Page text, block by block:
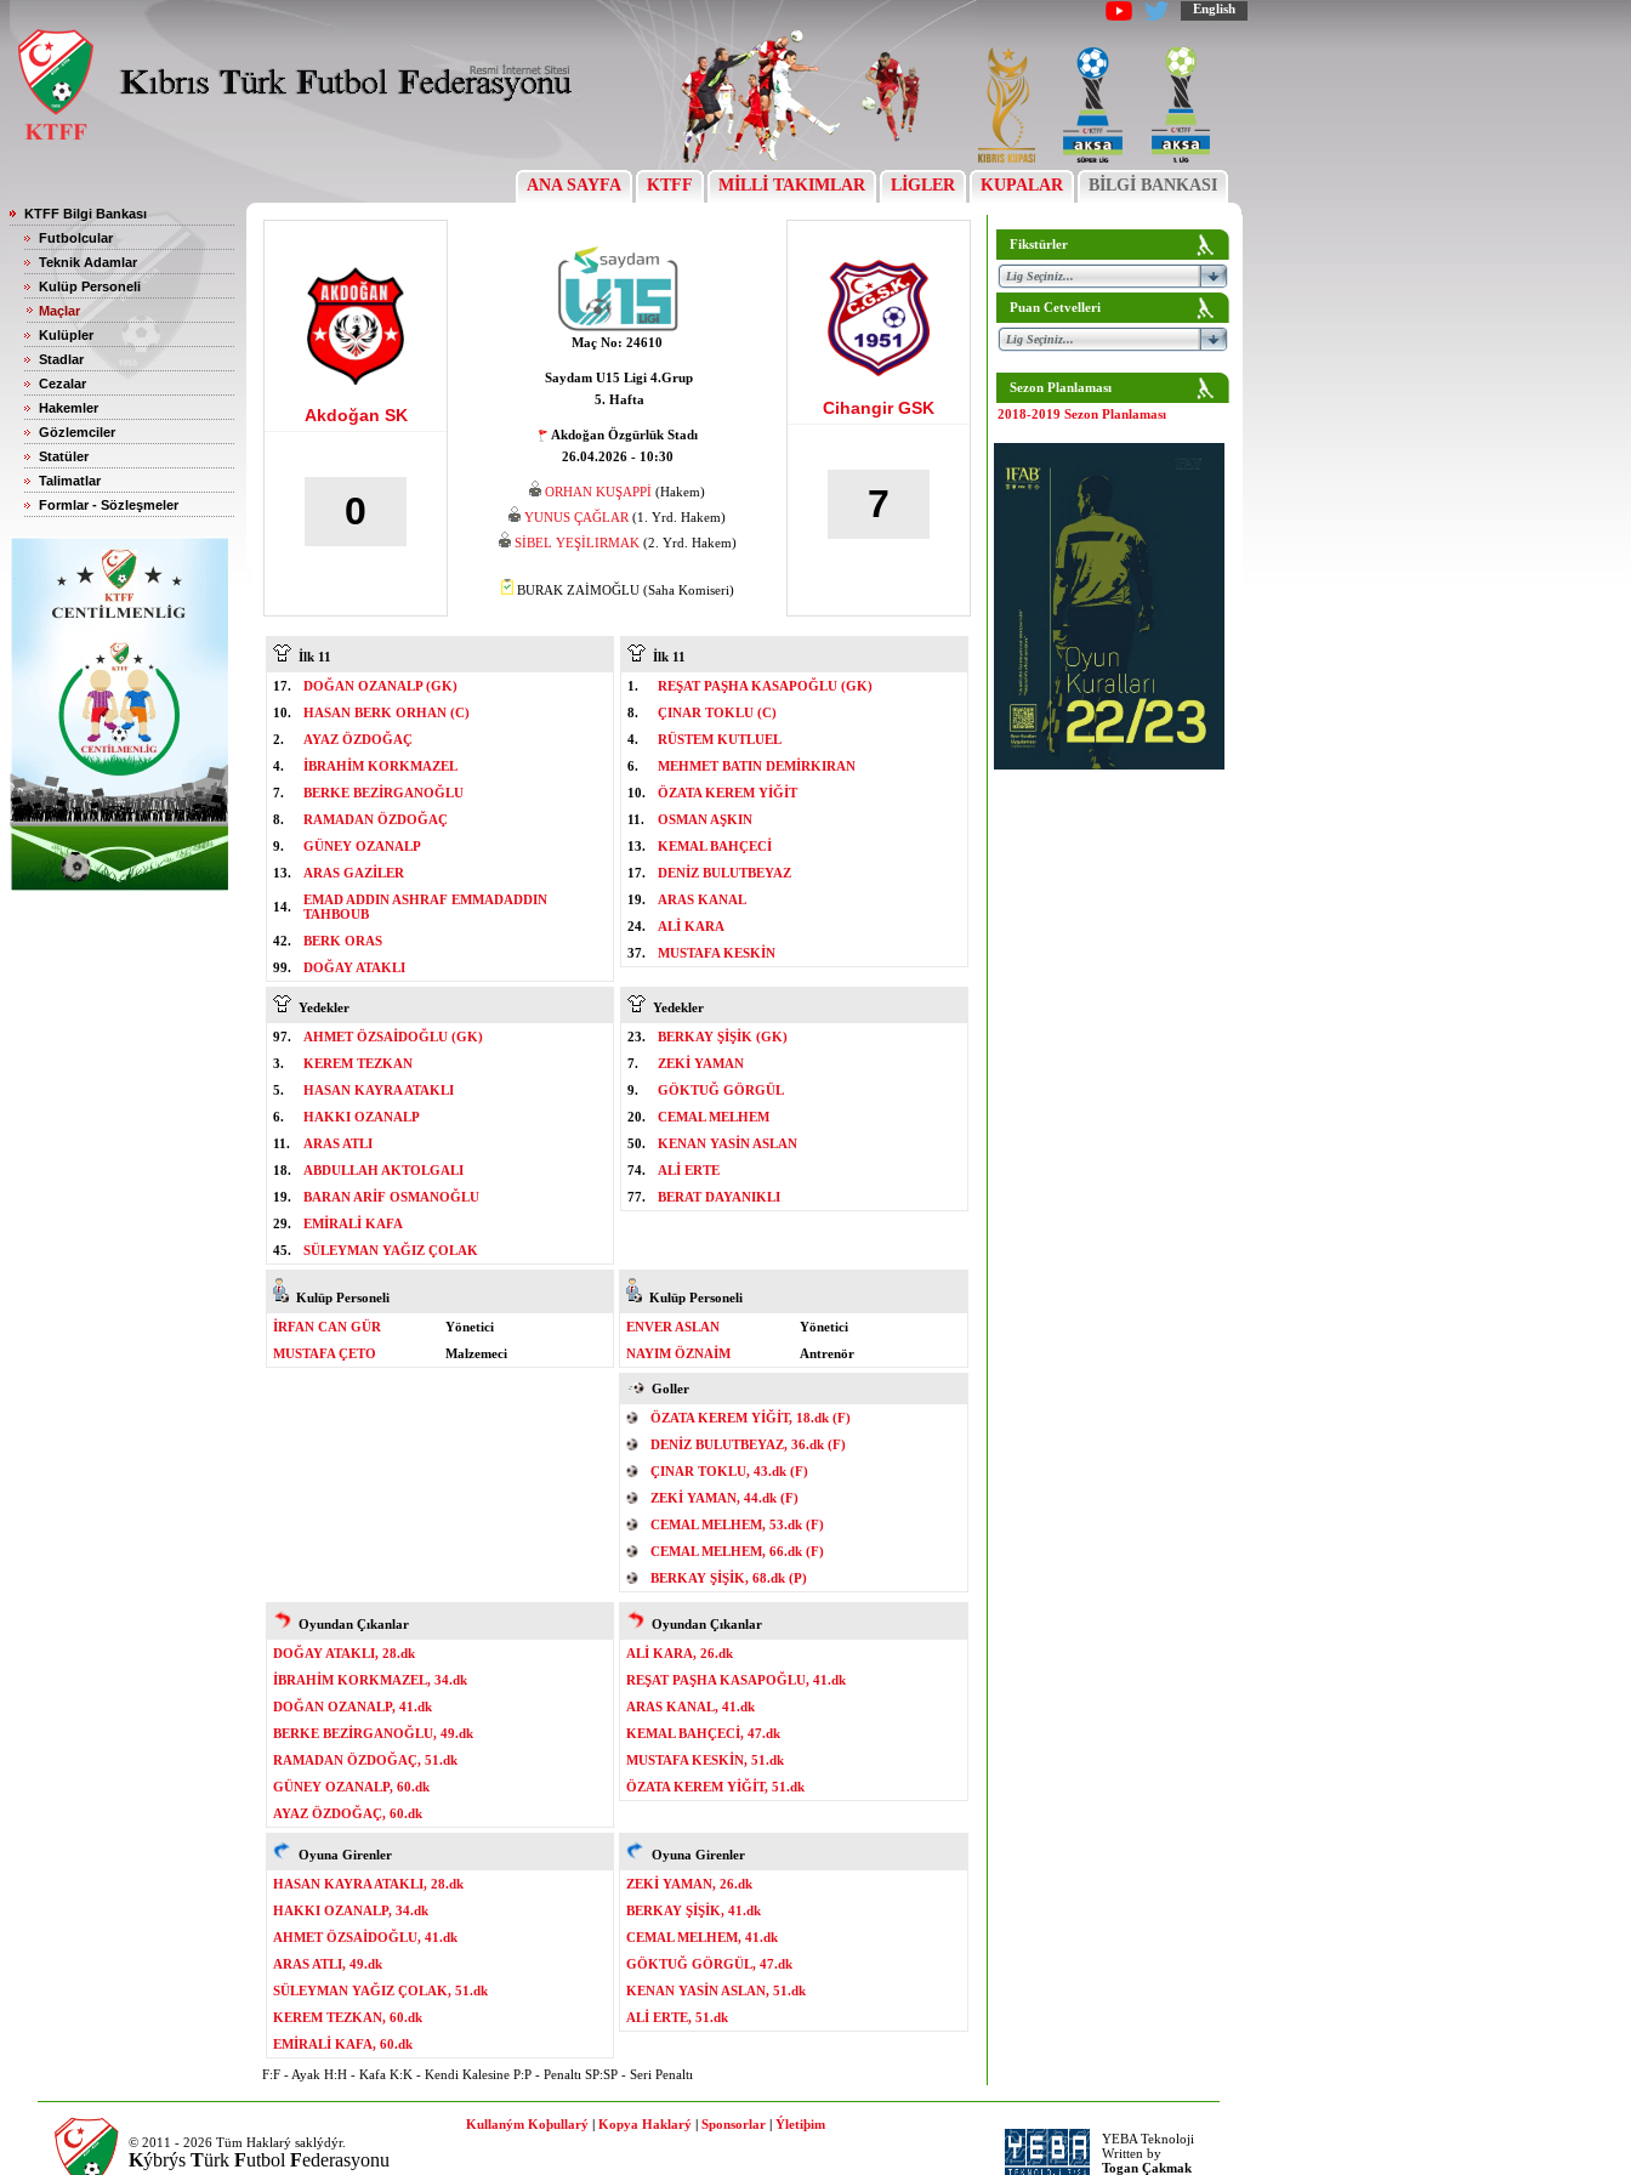
English
ANA SAYFA KTFF MİLLİ TAKIMLAR LİGLER KUPALAR BİLGİ BANKASI
KTFF Bilgi Bankası
Futbolcular
Teknik Adamlar
Kulüp Personeli
Maçlar
Kulüpler
Stadlar
Cezalar
Hakemler
Gözlemciler
Statüler
Talimatlar
Formlar - Sözleşmeler
Akdoğan SK
0
Maç No: 24610
Saydam U15 Ligi 4.Grup
5. Hafta
Akdoğan Özgürlük Stadı
26.04.2026 - 10:30
ORHAN KUŞAPPİ (Hakem)
YUNUS ÇAĞLAR (1. Yrd. Hakem)
SİBEL YEŞİLIRMAK(2. Yrd. Hakem)
BURAK ZAİMOĞLU (Saha Komiseri)
Cihangir GSK
7
İlk 11
17.
DOĞAN OZANALP (GK)
10.
HASAN BERK ORHAN (C)
2.
AYAZ ÖZDOĞAÇ
4.
İBRAHİM KORKMAZEL
7.
BERKE BEZİRGANOĞLU
8.
RAMADAN ÖZDOĞAÇ
9.
GÜNEY OZANALP
13.
ARAS GAZİLER
14.
EMAD ADDIN ASHRAF EMMADADDIN
TAHBOUB
42.
BERK ORAS
99.
DOĞAY ATAKLI
İlk 11
1.
REŞAT PAŞHA KASAPOĞLU (GK)
8.
ÇINAR TOKLU (C)
4.
RÜSTEM KUTLUEL
6.
MEHMET BATIN DEMİRKIRAN
10.
ÖZATA KEREM YİĞİT
11.
OSMAN AŞKIN
13.
KEMAL BAHÇECİ
17.
DENİZ BULUTBEYAZ
19.
ARAS KANAL
24.
ALİ KARA
37.
MUSTAFA KESKİN
Yedekler
97.
AHMET ÖZSAİDOĞLU (GK)
3.
KEREM TEZKAN
5.
HASAN KAYRA ATAKLI
6.
HAKKI OZANALP
11.
ARAS ATLI
18.
ABDULLAH AKTOLGALI
19.
BARAN ARİF OSMANOĞLU
29.
EMİRALİ KAFA
45.
SÜLEYMAN YAĞIZ ÇOLAK
Yedekler
23.
BERKAY ŞİŞİK (GK)
7.
ZEKİ YAMAN
9.
GÖKTUĞ GÖRGÜL
20.
CEMAL MELHEM
50.
KENAN YASİN ASLAN
74.
ALİ ERTE
77.
BERAT DAYANIKLI
Kulüp Personeli
İRFAN CAN GÜR
Yönetici
MUSTAFA ÇETO
Malzemeci
Kulüp Personeli
ENVER ASLAN
Yönetici
NAYIM ÖZNAİM
Antrenör
Goller
ÖZATA KEREM YİĞİT, 18.dk (F)
DENİZ BULUTBEYAZ, 36.dk (F)
ÇINAR TOKLU, 43.dk (F)
ZEKİ YAMAN, 44.dk (F)
CEMAL MELHEM, 53.dk (F)
CEMAL MELHEM, 66.dk (F)
BERKAY ŞİŞİK, 68.dk (P)
Oyundan Çıkanlar
DOĞAY ATAKLI, 28.dk
İBRAHİM KORKMAZEL, 34.dk
DOĞAN OZANALP, 41.dk
BERKE BEZİRGANOĞLU, 49.dk
RAMADAN ÖZDOĞAÇ, 51.dk
GÜNEY OZANALP, 60.dk
AYAZ ÖZDOĞAÇ, 60.dk
Oyundan Çıkanlar
ALİ KARA, 26.dk
REŞAT PAŞHA KASAPOĞLU, 41.dk
ARAS KANAL, 41.dk
KEMAL BAHÇECİ, 47.dk
MUSTAFA KESKİN, 51.dk
ÖZATA KEREM YİĞİT, 51.dk
Oyuna Girenler
HASAN KAYRA ATAKLI, 28.dk
HAKKI OZANALP, 34.dk
AHMET ÖZSAİDOĞLU, 41.dk
ARAS ATLI, 49.dk
SÜLEYMAN YAĞIZ ÇOLAK, 51.dk
KEREM TEZKAN, 60.dk
EMİRALİ KAFA, 60.dk
Oyuna Girenler
ZEKİ YAMAN, 26.dk
BERKAY ŞİŞİK, 41.dk
CEMAL MELHEM, 41.dk
GÖKTUĞ GÖRGÜL, 47.dk
KENAN YASİN ASLAN, 51.dk
ALİ ERTE, 51.dk
F:F - Ayak H:H - Kafa K:K - Kendi Kalesine P:P - Penaltı SP:SP - Seri Penaltı
Fikstürler
Puan Cetvelleri
Sezon Planlaması
2018-2019 Sezon Planlaması
© 2011 - 2026 Tüm Haklarý saklýdýr.
Kýbrýs Türk Futbol Federasyonu
Kullaným Koþullarý | Kopya Haklarý | Sponsorlar | Ýletiþim
YEBA Teknoloji
Written by
Togan Çakmak